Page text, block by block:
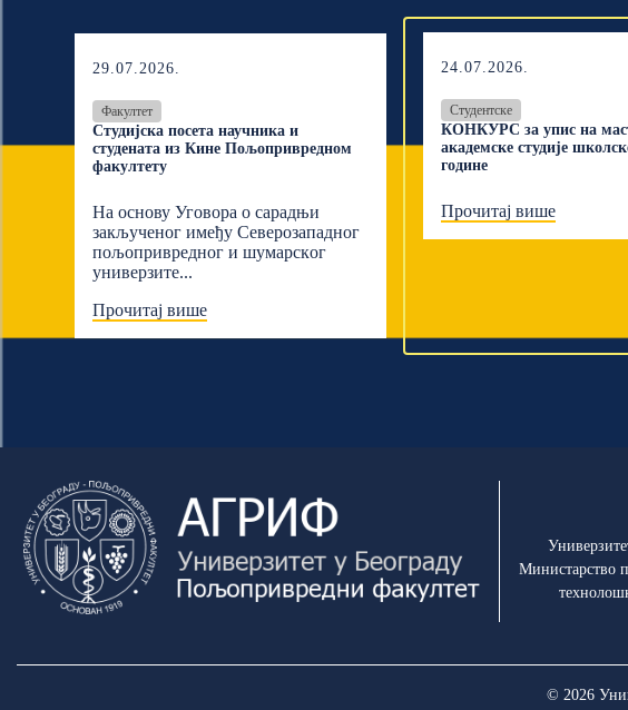
29.07.2026.
Факултет
Студијска посета научника и
студената из Кине Пољопривредном
факултету
На основу Уговора о сарадњи
закљученог имеђу Северозападног
пољопривредног и шумарскoг
универзите...
Прочитај више
24.07.2026.
Студентске
КОНКУРС за упис на
академске студије
године
Прочитај више
Министарство
© 2026